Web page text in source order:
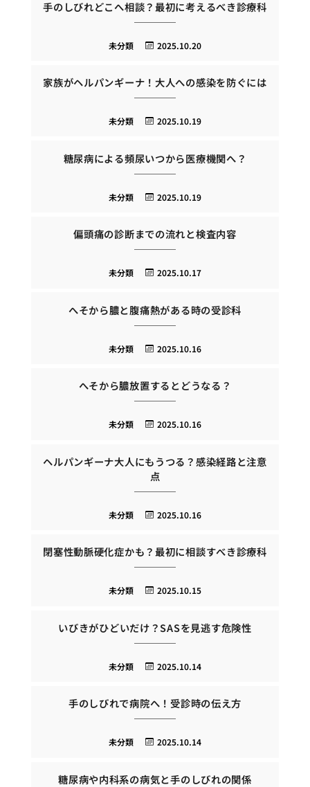
手のしびれどこへ相談？最初に考えるべき診療科
2025.10.20
未分類
家族がヘルパンギーナ！大人への感染を防ぐには
2025.10.19
未分類
糖尿病による頻尿いつから医療機関へ？
2025.10.19
未分類
偏頭痛の診断までの流れと検査内容
2025.10.17
未分類
へそから膿と腹痛熱がある時の受診科
2025.10.16
未分類
へそから膿放置するとどうなる？
2025.10.16
未分類
ヘルパンギーナ大人にもうつる？感染経路と注意
点
2025.10.16
未分類
閉塞性動脈硬化症かも？最初に相談すべき診療科
2025.10.15
未分類
いびきがひどいだけ？SASを見逃す危険性
2025.10.14
未分類
手のしびれで病院へ！受診時の伝え方
2025.10.14
未分類
糖尿病や内科系の病気と手のしびれの関係